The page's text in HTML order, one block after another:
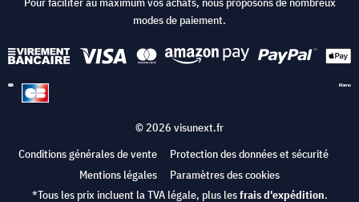
modes de paiement.
© 2026 visunext.fr
Conditions générales de vente
Protection des données et sécurité
Mentions légales
Paramètres des cookies
*Tous les prix incluent la TVA légale, plus lesfrais d'expédition.